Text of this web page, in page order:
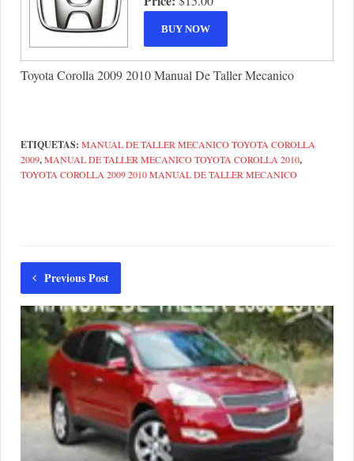
Toyota Corolla 2009 2010 Manual De Taller Mecanico
ETIQUETAS: MANUAL DE TALLER MECANICO TOYOTA COROLLA
2009,MANUAL DE TALLER MECANICO TOYOTA COROLLA 2010,
TOYOTA COROLLA 2009 2010 MANUAL DE TALLER MECANICO
Previous Post